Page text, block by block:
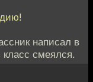
написал в
смеялся.